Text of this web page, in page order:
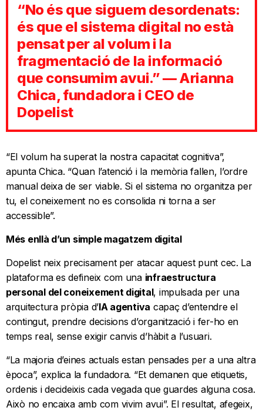
“No és que siguem desordenats:
és que el sistema digital no està
pensat per al volum i la
fragmentació de la informació
que consumim avui.” — Arianna
Chica, fundadora i CEO de
Dopelist
“El volum ha superat la nostra capacitat cognitiva”,
apunta Chica. “Quan l’atenció i la memòria fallen, l’ordre
manual deixa de ser viable. Si el sistema no organitza per
tu, el coneixement no es consolida ni torna a ser
accessible”.
Més enllà d’un simple magatzem digital
Dopelist neix precisament per atacar aquest punt cec. La
plataforma es defineix com una infraestructura
personal del coneixement digital, impulsada per una
arquitectura pròpia d’IA agentiva capaç d’entendre el
contingut, prendre decisions d’organització i fer-ho en
temps real, sense exigir canvis d’hàbit a l’usuari.
“La majoria d’eines actuals estan pensades per a una altra
època”, explica la fundadora. “Et demanen que etiquetis,
ordenis i decideixis cada vegada que guardes alguna cosa.
Això no encaixa amb com vivim avui”. El resultat, afegeix,